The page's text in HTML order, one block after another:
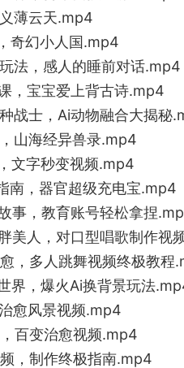
薄云天.mp4
奇幻小人国.mp4
法，感人的睡前对话.mp4
，宝宝爱上背古诗.mp4
战士，Ai动物融合大揭秘
山海经异兽录.mp4
文字秒变视频.mp4
南，器官超级充电宝.mp4
事，教育账号轻松拿捏
美人，对口型唱歌制作视
，多人跳舞视频终极教程
界，爆火Ai换背景玩法
愈风景视频.mp4
百变治愈视频.mp4
，制作终极指南.mp4